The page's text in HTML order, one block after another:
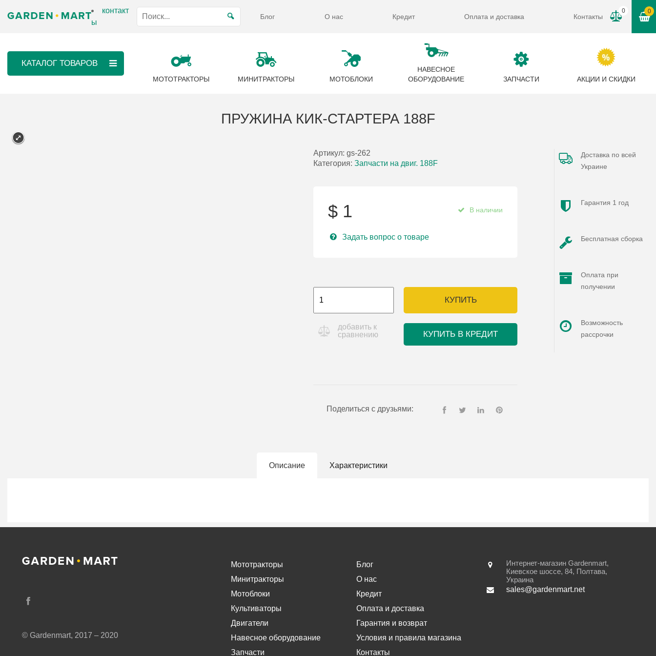
контакт
ы
Блог О нас Кредит Оплата и доставка Контакты
0 0
КАТАЛОГ ТОВАРОВ
МОТОТРАКТОРЫ МИНИТРАКТОРЫ МОТОБЛОКИ
НАВЕСНОЕ
ОБОРУДОВАНИЕ
ЗАПЧАСТИ АКЦИИ И СКИДКИ
ПРУЖИНА КИК-СТАРТЕРА 188F
Артикул:gs-262
Категория:Запчасти на двиг. 188F
$ 1 В наличии
Задать вопрос о товаре
КУПИТЬ
добавить к
сравнению
КУПИТЬ В КРЕДИТ
Поделиться с друзьями:
Доставка по всей
Украине
Гарантия 1 год
Бесплатная сборка
Оплата при
получении
Возможность
рассрочки
Описание Характеристики
© Gardenmart, 2017 – 2020
Мототракторы
Минитракторы
Мотоблоки
Культиваторы
Двигатели
Навесное оборудование
Запчасти
Блог
О нас
Кредит
Оплата и доставка
Гарантия и возврат
Условия и правила магазина
Контакты
Интернет-магазин Gardenmart,
Киевское шоссе, 84, Полтава,
Украина
sales@gardenmart.net